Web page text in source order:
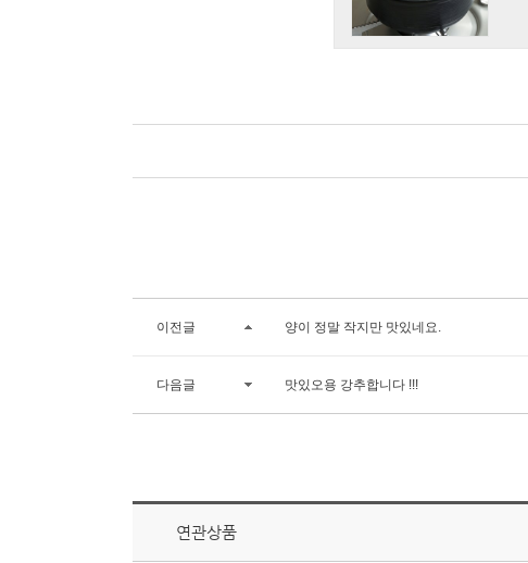
이전글 양이 정말 작지만 맛있네요.
다음글 맛있오용 강추합니다 !!!
연관상품